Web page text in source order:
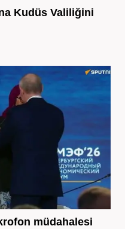
Kudüs Valiliğini
müdahalesi